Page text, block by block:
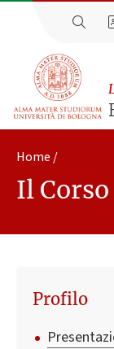
Home
Il Corso
Profilo